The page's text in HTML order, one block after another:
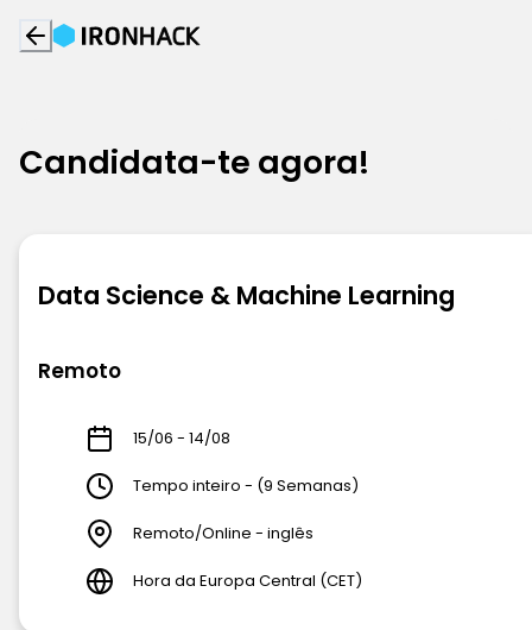
Candidata-te agora!
Data Science & Machine Learning
Remoto
15/06 - 14/08
Tempo inteiro - (9 Semanas)
Remoto/Online - inglês
Hora da Europa Central (CET)